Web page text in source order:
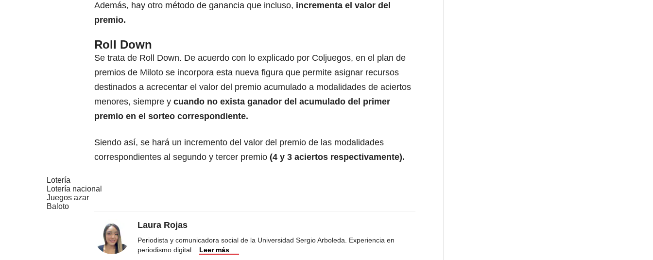
Además, hay otro método de ganancia que incluso, incrementa el valor del
premio.
Roll Down
Se trata de Roll Down. De acuerdo con lo explicado por Coljuegos, en el plan de
premios de Miloto se incorpora esta nueva figura que permite asignar recursos
destinados a acrecentar el valor del premio acumulado a modalidades de aciertos
menores, siempre y cuando no exista ganador del acumulado del primer
premio en el sorteo correspondiente.
Siendo así, se hará un incremento del valor del premio de las modalidades
correspondientes al segundo y tercer premio (4 y 3 aciertos respectivamente).
Lotería
Lotería nacional
Juegos azar
Baloto
Laura Rojas
Periodista y comunicadora social de la Universidad Sergio Arboleda. Experiencia en
periodismo digital... Leer más